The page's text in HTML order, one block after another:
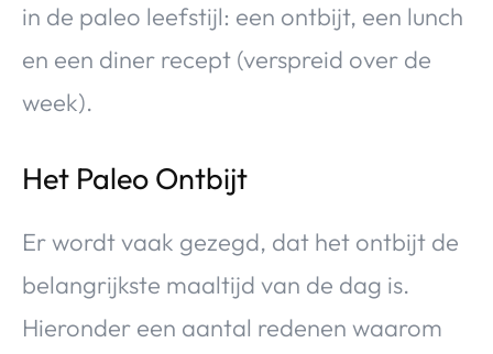
in de paleo leefstijl: een ontbijt, een lunch
en een diner recept (verspreid over de
week).
Het Paleo Ontbijt
Er wordt vaak gezegd, dat het ontbijt de
belangrijkste maaltijd van de dag is.
Hieronder een aantal redenen waarom